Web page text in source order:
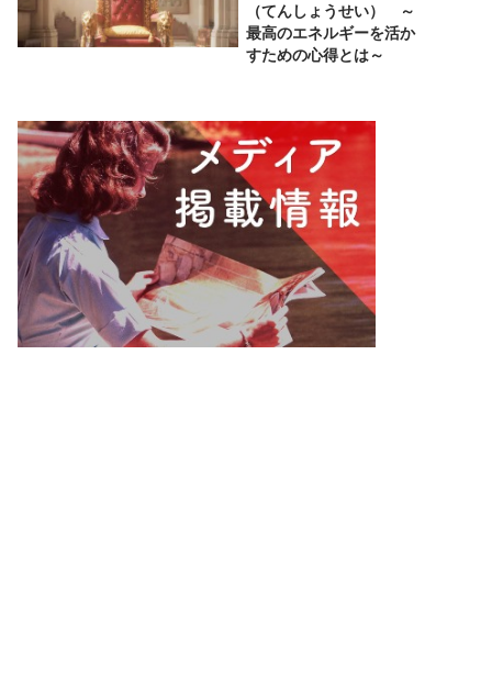
（てんしょうせい） ～
最高のエネルギーを活か
すための心得とは～